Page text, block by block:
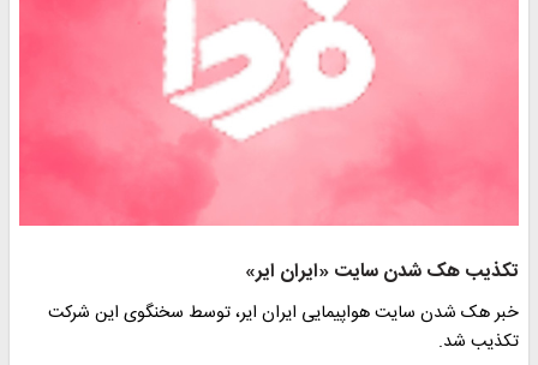
تکذیب هک شدن سایت «ایران ایر»
خبر هک شدن سایت هواپیمایی ایران ایر، توسط سخنگوی این شرکت
تکذیب شد.